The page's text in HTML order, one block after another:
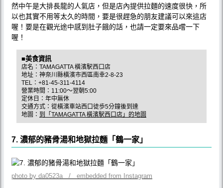
然中午是大排長龍的人氣店，但是店內提供拉麵的速度很快，所
以也其實不用等太久的時間，要是很趕急的朋友建議可以來這店
喔！要是在觀光途中感到肚子餓的話，也請一定要來品嚐一下
喔！
■美食資訊
店名：TAMAGATTA 橫濱駅西口店
地址：神奈川縣橫濱市西區南幸2-8-23
TEL：+81-45-311-4114
營業時間：11:00～翌朝5:00
定休日：年中無休
交通方式：從橫濱車站西口徒歩5分鐘後到達
地圖： 到「TAMAGATTA 橫濱駅西口店」的地圖
7. 濃郁的豬骨湯和地獄拉麵「鶴一家」
photo by da0523a / embedded from Instagram